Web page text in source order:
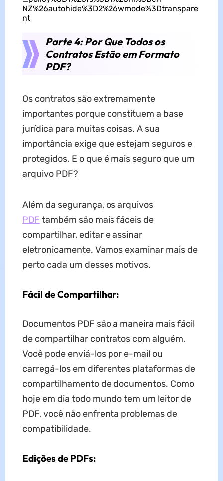
NZ%26autohide%3D2%26wmode%3Dtranspare
nt
Parte 4: Por Que Todos os
Contratos Estão em Formato
PDF?
Os contratos são extremamente
importantes porque constituem a base
jurídica para muitas coisas. A sua
importância exige que estejam seguros e
protegidos. E o que é mais seguro que um
arquivo PDF?
Além da segurança, os arquivos
PDF também são mais fáceis de
compartilhar, editar e assinar
eletronicamente. Vamos examinar mais de
perto cada um desses motivos.
Fácil de Compartilhar:
Documentos PDF são a maneira mais fácil
de compartilhar contratos com alguém.
Você pode enviá-los por e-mail ou
carregá-los em diferentes plataformas de
compartilhamento de documentos. Como
hoje em dia todo mundo tem um leitor de
PDF, você não enfrenta problemas de
compatibilidade.
Edições de PDFs: